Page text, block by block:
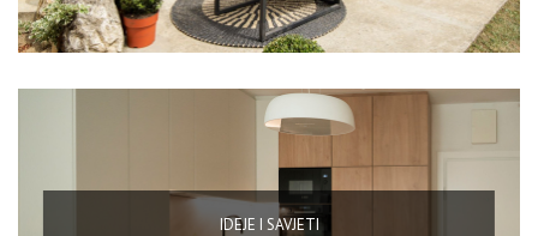
IDEJE I SAVJETI